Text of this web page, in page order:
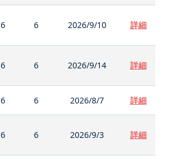
6 6 2026/9/10 詳細
6 6 2026/9/14 詳細
6 6 2026/8/7 詳細
6 6 2026/9/3 詳細